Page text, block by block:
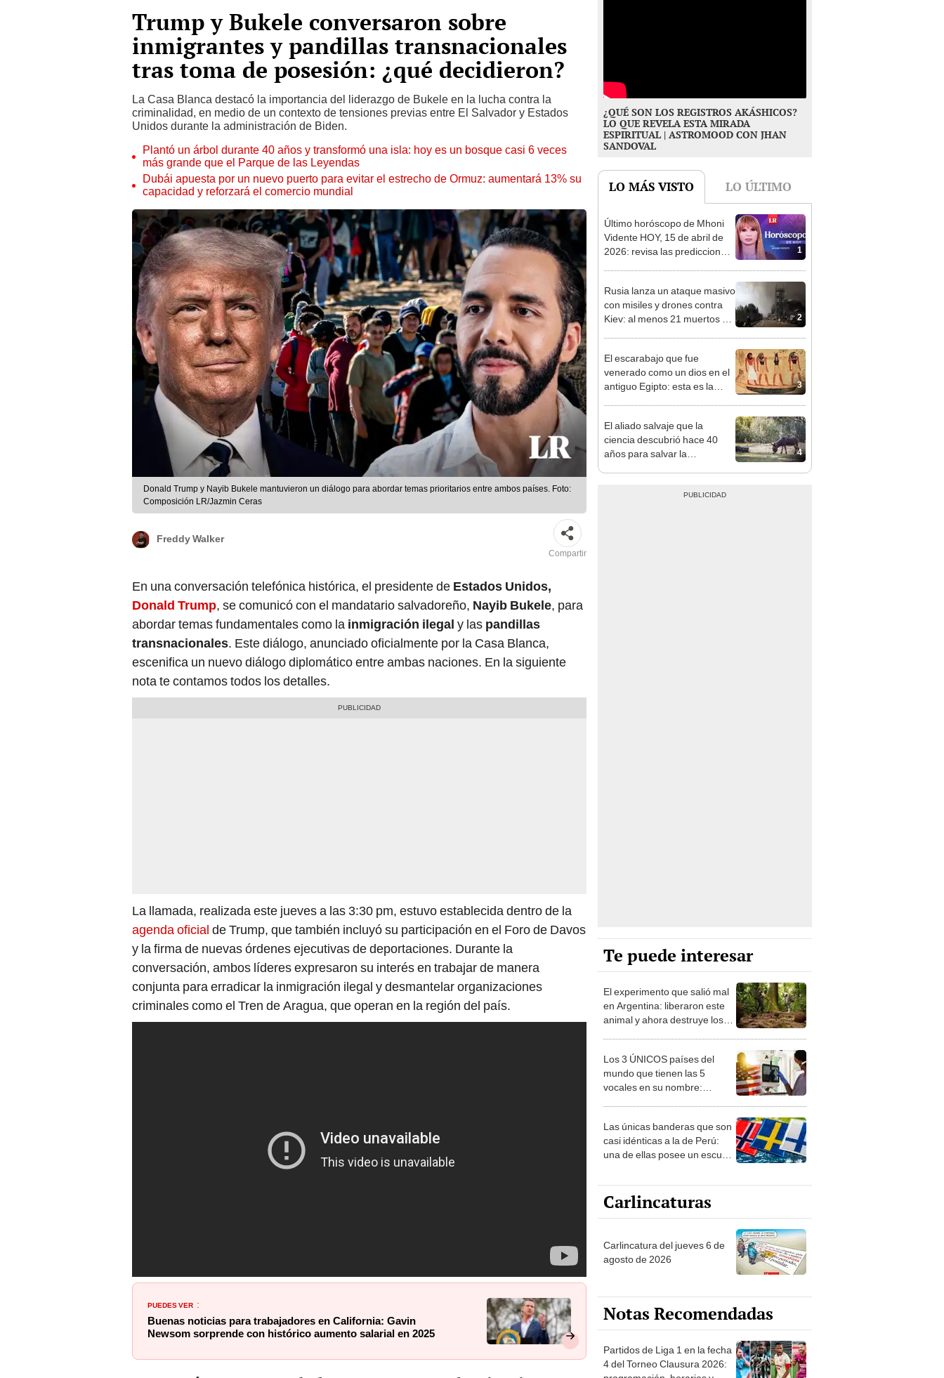
Trump y Bukele conversaron sobre
inmigrantes y pandillas transnacionales
tras toma de posesión: ¿qué decidieron?
La Casa Blanca destacó la importancia del liderazgo de Bukele en la lucha contra la
criminalidad, en medio de un contexto de tensiones previas entre El Salvador y Estados
Unidos durante la administración de Biden.
Plantó un árbol durante 40 años y transformó una isla: hoy es un bosque casi 6 veces
más grande que el Parque de las Leyendas
Dubái apuesta por un nuevo puerto para evitar el estrecho de Ormuz: aumentará 13% su
capacidad y reforzará el comercio mundial
Donald Trump y Nayib Bukele mantuvieron un diálogo para abordar temas prioritarios entre ambos países. Foto:
Composición LR/Jazmin Ceras
Freddy Walker
Compartir
En una conversación telefónica histórica, el presidente de Estados Unidos,
Donald Trump, se comunicó con el mandatario salvadoreño, Nayib Bukele, para
abordar temas fundamentales como la inmigración ilegal y las pandillas
transnacionales. Este diálogo, anunciado oficialmente por la Casa Blanca,
escenifica un nuevo diálogo diplomático entre ambas naciones. En la siguiente
nota te contamos todos los detalles.
La llamada, realizada este jueves a las 3:30 pm, estuvo establecida dentro de la
agenda oficial de Trump, que también incluyó su participación en el Foro de Davos
y la firma de nuevas órdenes ejecutivas de deportaciones. Durante la
conversación, ambos líderes expresaron su interés en trabajar de manera
conjunta para erradicar la inmigración ilegal y desmantelar organizaciones
criminales como el Tren de Aragua, que operan en la región del país.
PUEDES VER :
Buenas noticias para trabajadores en California: Gavin
Newsom sorprende con histórico aumento salarial en 2025
¿QUÉ SON LOS REGISTROS AKÁSHICOS?
LO QUE REVELA ESTA MIRADA
ESPIRITUAL | ASTROMOOD CON JHAN
SANDOVAL
LO MÁS VISTO LO ÚLTIMO
1
Último horóscopo de Mhoni
Vidente HOY, 15 de abril de
2026: revisa las predicciones
2
Rusia lanza un ataque masivo
con misiles y drones contra
Kiev: al menos 21 muertos y
3
El escarabajo que fue
venerado como un dios en el
antiguo Egipto: esta es la
4
El aliado salvaje que la
ciencia descubrió hace 40
años para salvar la
convirtiendo el desierto en un
Te puede interesar
El experimento que salió mal
en Argentina: liberaron este
animal y ahora destruye los
Los 3 ÚNICOS países del
mundo que tienen las 5
vocales en su nombre:
Las únicas banderas que son
casi idénticas a la de Perú:
una de ellas posee un escudo
Carlincaturas
Carlincatura del jueves 6 de
agosto de 2026
Notas Recomendadas
Partidos de Liga 1 en la fecha
4 del Torneo Clausura 2026: